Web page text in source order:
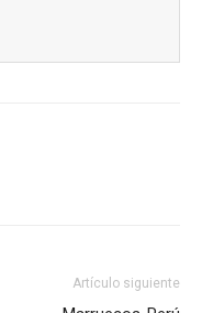
Artículo siguiente